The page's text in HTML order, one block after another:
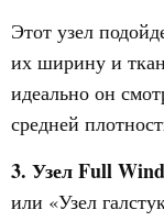
Этот узел
их ширину и
идеально он
средней
3. Узел Full
или «Узел